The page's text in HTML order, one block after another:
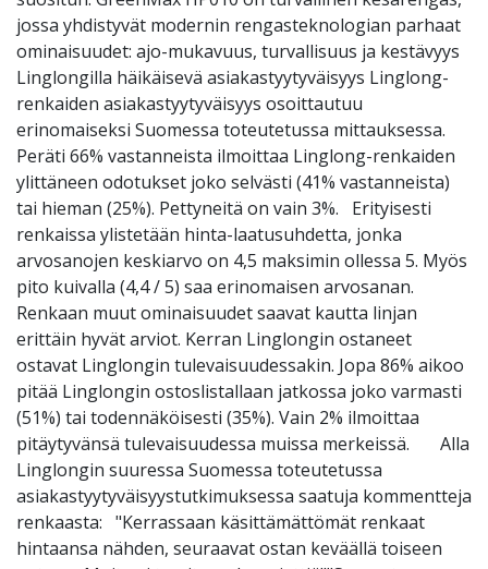
jossa yhdistyvät modernin rengasteknologian parhaat
ominaisuudet: ajo-mukavuus, turvallisuus ja kestävyys
Linglongilla häikäisevä asiakastyytyväisyys Linglong-
renkaiden asiakastyytyväisyys osoittautuu
erinomaiseksi Suomessa toteutetussa mittauksessa.
Peräti 66% vastanneista ilmoittaa Linglong-renkaiden
ylittäneen odotukset joko selvästi (41% vastanneista)
tai hieman (25%). Pettyneitä on vain 3%. Erityisesti
renkaissa ylistetään hinta-laatusuhdetta, jonka
arvosanojen keskiarvo on 4,5 maksimin ollessa 5. Myös
pito kuivalla (4,4 / 5) saa erinomaisen arvosanan.
Renkaan muut ominaisuudet saavat kautta linjan
erittäin hyvät arviot. Kerran Linglongin ostaneet
ostavat Linglongin tulevaisuudessakin. Jopa 86% aikoo
pitää Linglongin ostoslistallaan jatkossa joko varmasti
(51%) tai todennäköisesti (35%). Vain 2% ilmoittaa
pitäytyvänsä tulevaisuudessa muissa merkeissä. Alla
Linglongin suuressa Suomessa toteutetussa
asiakastyytyväisyystutkimuksessa saatuja kommentteja
renkaasta: "Kerrassaan käsittämättömät renkaat
hintaansa nähden, seuraavat ostan keväällä toiseen